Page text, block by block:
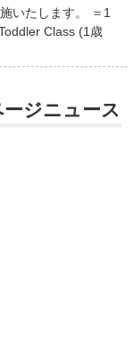
いたします。 ＝1
Class (1歳
ジニュース